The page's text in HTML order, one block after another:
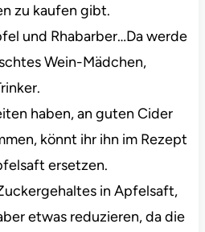
zu kaufen gibt.
und Rhabarber…Da werde
Wein-Mädchen,
haben, an guten Cider
könnt ihr ihn im Rezept
ersetzen.
in Apfelsaft,
etwas reduzieren, da die